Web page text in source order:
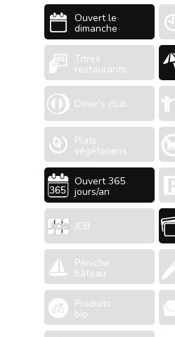
Ouvert le
dimanche
Titres
restaurants
Diner's club
Plats
végétariens
Ouvert 365
jours/an
JCB
Péniche
bâteau
Produits
bio